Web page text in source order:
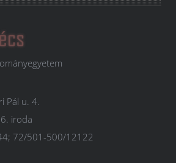
Pál u. 4.
iroda
72/501-500/12122